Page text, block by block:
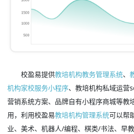
校盈易提供教培机构教务管理系统、
机构家校服务小程序、教培机构私域运营
营销系统方案、品牌自有小程序商城等教
用，利用校盈易教培机构管理系统可以帮
业、美术、机器人/编程、棋类/书法、早